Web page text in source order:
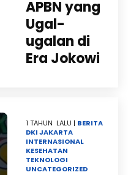
APBN yang
Ugal-
ugalan di
Era Jokowi
1 TAHUN LALU | BERITA
DKI JAKARTA
INTERNASIONAL
KESEHATAN
TEKNOLOGI
UNCATEGORIZED